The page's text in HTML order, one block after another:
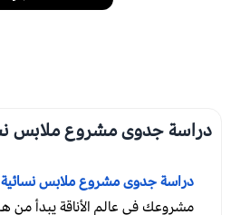
دراسة جدوى مشروع ملابس
دراسة جدوى مشروع ملابس
مشروعك في عالم الأناقة يبدأ من